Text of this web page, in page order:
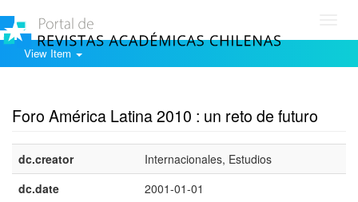
View Item
Foro América Latina 2010 : un reto de futuro
dc.creator
Internacionales, Estudios
dc.date
2001-01-01